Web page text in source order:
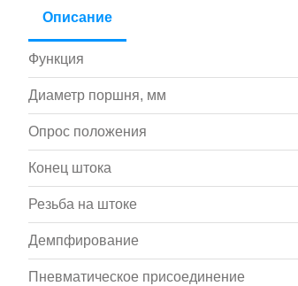
Описание
Функция
Диаметр поршня, мм
Опрос положения
Конец штока
Резьба на штоке
Демпфирование
Пневматическое присоединение